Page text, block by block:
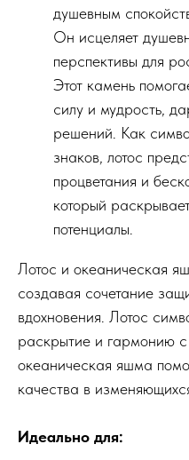
душевным
Он исцеляет
перспективы для
Этот камень
силу и мудрость,
решений. Как
знаков, лотос
процветания и
который
потенциалы.
Лотос и океаническая
создавая сочетание
вдохновения. Лотос
раскрытие и гармонию
океаническая яшма
качества в
Идеально для: